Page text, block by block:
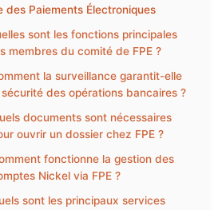
des Paiements Électroniques
sont les fonctions principales
membres du comité de FPE ?
la surveillance garantit-elle
sécurité des opérations bancaires ?
documents sont nécessaires
ouvrir un dossier chez FPE ?
fonctionne la gestion des
Nickel via FPE ?
sont les principaux services